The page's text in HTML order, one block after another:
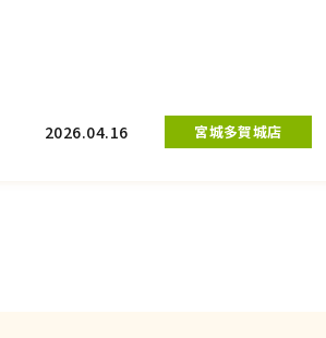
2026.04.16 宮城多賀城店